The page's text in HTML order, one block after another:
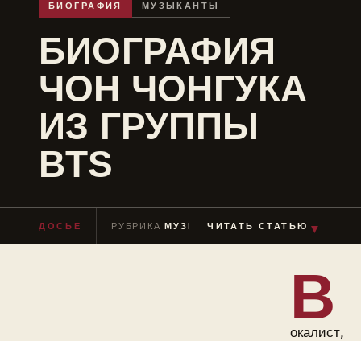
БИОГРАФИЯ МУЗЫКАНТЫ
БИОГРАФИЯ
ЧОН ЧОНГУКА
ИЗ ГРУППЫ
BTS
ДОСЬЕ РУБРИКАМУЗЫКАНТЫ ЧТЕНИЕ≈ 11
ЧИТАТЬ СТАТЬЮ ▼
В
окалист,